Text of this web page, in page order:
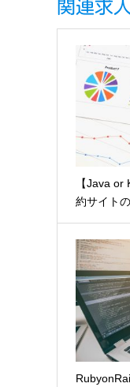
関連求人
【Java
約サイト